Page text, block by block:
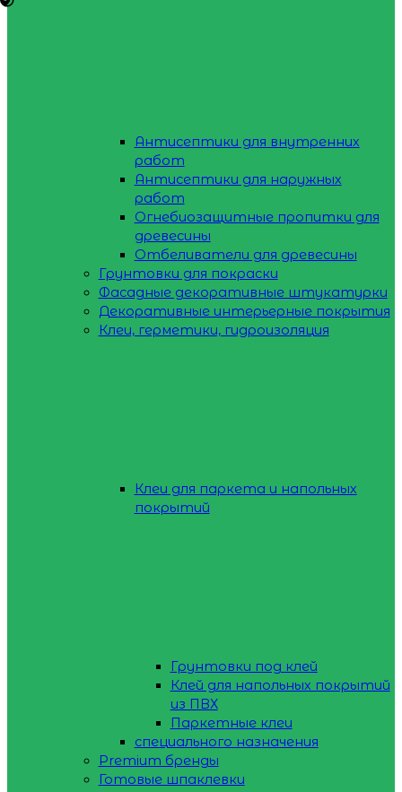
Антисептики для внутренних
работ
Антисептики для наружных
работ
Огнебиозащитные пропитки для
древесины
Отбеливатели для древесины
Грунтовки для покраски
Фасадные декоративные штукатурки
Декоративные интерьерные покрытия
Клеи, герметики, гидроизоляция
Клеи для паркета и напольных
покрытий
Грунтовки под клей
Клей для напольных покрытий
из ПВХ
Паркетные клеи
специального назначения
Premium бренды
Готовые шпаклевки